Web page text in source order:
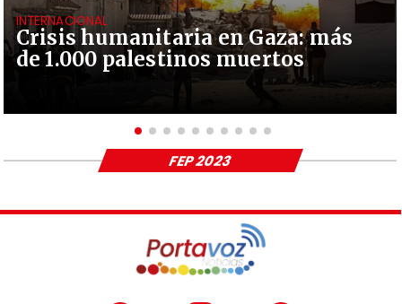
Crisis humanitaria en Gaza: más
de 1.000 palestinos muertos
INTERNACIONAL
FEP 2023